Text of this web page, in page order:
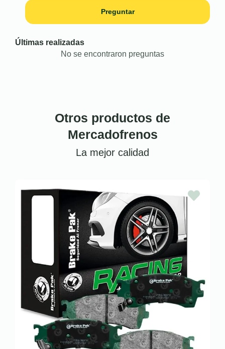
Preguntar
Últimas realizadas
No se encontraron preguntas
Otros productos de
Mercadofrenos
La mejor calidad